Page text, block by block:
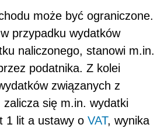
może być ograniczone.
przypadku wydatków
naliczonego, stanowi m.in.
podatnika. Z kolei
związanych z
się m.in. wydatki
1 lit a ustawy o VAT, wynika